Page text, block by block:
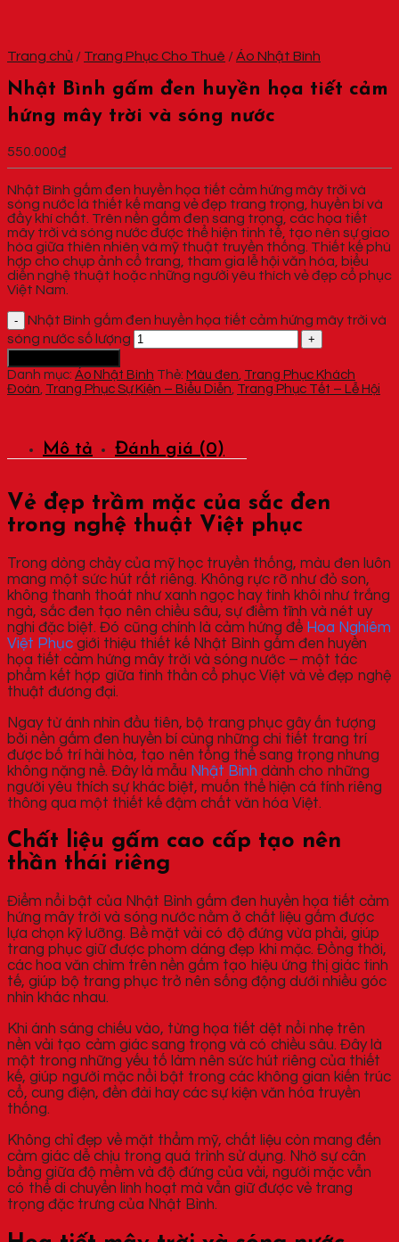
Trang chủ / Trang Phục Cho Thuê /Áo Nhật Bình
Nhật Bình gấm đen huyền họa tiết cảm
hứng mây trời và sóng nước
550.000₫
Nhật Bình gấm đen huyền họa tiết cảm hứng mây trời và
sóng nước là thiết kế mang vẻ đẹp trang trọng, huyền bí và
đầy khí chất. Trên nền gấm đen sang trọng, các họa tiết
mây trời và sóng nước được thể hiện tinh tế, tạo nên sự giao
hòa giữa thiên nhiên và mỹ thuật truyền thống. Thiết kế phù
hợp cho chụp ảnh cổ trang, tham gia lễ hội văn hóa, biểu
diễn nghệ thuật hoặc những người yêu thích vẻ đẹp cổ phục
Việt Nam.
Nhật Bình gấm đen huyền họa tiết cảm hứng mây trời và
sóng nước số lượng
Danh mục: Áo Nhật Bình Thẻ: Màu đen Trang Phục Khách
Đoàn Trang Phục Sự Kiện – Biểu Diễn Trang Phục Tết – Lễ Hội
Mô tả Đánh giá (0)
Vẻ đẹp trầm mặc của sắc đen
trong nghệ thuật Việt phục
Trong dòng chảy của mỹ học truyền thống, màu đen luôn
mang một sức hút rất riêng. Không rực rỡ như đỏ son,
không thanh thoát như xanh ngọc hay tinh khôi như trắng
ngà, sắc đen tạo nên chiều sâu, sự điềm tĩnh và nét uy
nghi đặc biệt. Đó cũng chính là cảm hứng để Hoa Nghiêm
Việt Phục giới thiệu thiết kế Nhật Bình gấm đen huyền
họa tiết cảm hứng mây trời và sóng nước – một tác
phẩm kết hợp giữa tinh thần cổ phục Việt và vẻ đẹp nghệ
thuật đương đại.
Ngay từ ánh nhìn đầu tiên, bộ trang phục gây ấn tượng
bởi nền gấm đen huyền bí cùng những chi tiết trang trí
được bố trí hài hòa, tạo nên tổng thể sang trọng nhưng
không nặng nề. Đây là mẫu Nhật Bình dành cho những
người yêu thích sự khác biệt, muốn thể hiện cá tính riêng
thông qua một thiết kế đậm chất văn hóa Việt.
Chất liệu gấm cao cấp tạo nên
thần thái riêng
Điểm nổi bật của Nhật Bình gấm đen huyền họa tiết cảm
hứng mây trời và sóng nước nằm ở chất liệu gấm được
lựa chọn kỹ lưỡng. Bề mặt vải có độ đứng vừa phải, giúp
trang phục giữ được phom dáng đẹp khi mặc. Đồng thời,
các hoa văn chìm trên nền gấm tạo hiệu ứng thị giác tinh
tế, giúp bộ trang phục trở nên sống động dưới nhiều góc
nhìn khác nhau.
Khi ánh sáng chiếu vào, từng họa tiết dệt nổi nhẹ trên
nền vải tạo cảm giác sang trọng và có chiều sâu. Đây là
một trong những yếu tố làm nên sức hút riêng của thiết
kế, giúp người mặc nổi bật trong các không gian kiến trúc
cổ, cung điện, đền đài hay các sự kiện văn hóa truyền
thống.
Không chỉ đẹp về mặt thẩm mỹ, chất liệu còn mang đến
cảm giác dễ chịu trong quá trình sử dụng. Nhờ sự cân
bằng giữa độ mềm và độ đứng của vải, người mặc vẫn
có thể di chuyển linh hoạt mà vẫn giữ được vẻ trang
trọng đặc trưng của Nhật Bình.